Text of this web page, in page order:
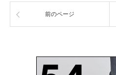
前のページ